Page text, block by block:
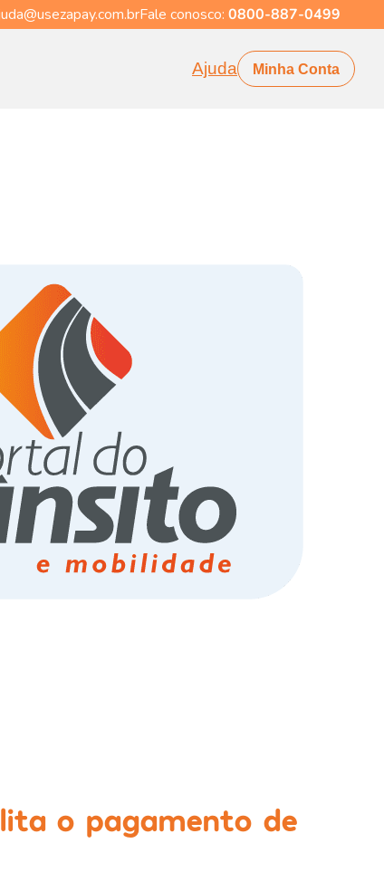
Fale conosco: 0800-887-0499
Ajuda Minha Conta
o pagamento de